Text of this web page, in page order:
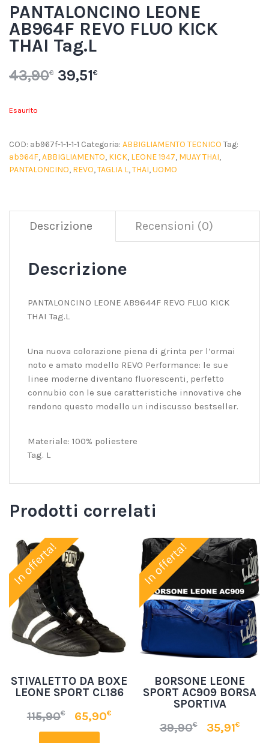
PANTALONCINO LEONE
AB964F REVO FLUO KICK
THAI Tag.L
43,90€ 39,51€
Esaurito
COD: ab967f-1-1-1-1 Categoria: ABBIGLIAMENTO TECNICO Tag:
ab964F,ABBIGLIAMENTO, KICK, LEONE 1947, MUAY THAI,
PANTALONCINO, REVO,TAGLIA L,THAI,UOMO
Descrizione Recensioni (0)
Descrizione
PANTALONCINO LEONE AB9644F REVO FLUO KICK
THAI Tag.L
Una nuova colorazione piena di grinta per l’ormai
noto e amato modello REVO Performance: le sue
linee moderne diventano fluorescenti, perfetto
connubio con le sue caratteristiche innovative che
rendono questo modello un indiscusso bestseller.
Materiale: 100% poliestere
Tag. L
Prodotti correlati
In offerta!
STIVALETTO DA BOXE
LEONE SPORT CL186
115,90€ 65,90€
In offerta!
BORSONE LEONE
SPORT AC909 BORSA
SPORTIVA
39,90€ 35,91€